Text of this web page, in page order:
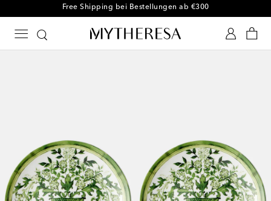
Free Shipping bei Bestellungen ab €300